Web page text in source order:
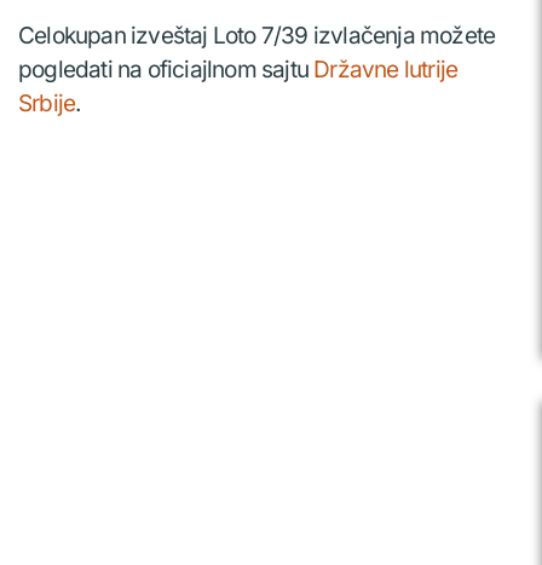
Celokupan izveštaj Loto 7/39 izvlačenja možete
pogledati na oficiajlnom sajtu Državne lutrije
Srbije.